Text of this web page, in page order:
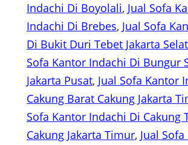
Indachi Di Boyolali, Jual Sofa
Indachi Di Brebes, Jual Sofa
Di Bukit Duri Tebet Jakarta
Sofa Kantor Indachi Di Bungur
Jakarta Pusat, Jual Sofa Kantor
Cakung Barat Cakung Jakarta
Sofa Kantor Indachi Di Cakung
Cakung Jakarta Timur, Jual